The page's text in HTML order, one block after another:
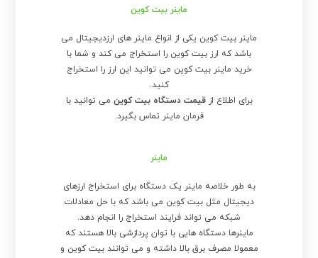
ماینر بیت کوین
ماینر بیت کوین یکی از انواع ماینر های ارزدیجیتال می
باشد که ارز بیت کوین را استخراج می کند و شما با
خرید ماینر بیت کوین می توانید این ارز را استخراج
کنید.
برای اطلاع ازقیمت دستگاه بیت کوین می توانید با
فرمان ماینر تماس بگیرد.
ماینر
به طور خلاصه ماینر یک دستگاه برای استخراج ارزهای
دیجیتال مثل بیت کوین می باشد که با حل معادلات
شبکه می تواند فرایند استخراج را انجام دهد.
ماینرها دستگاه هایی با توان پردازشی بالا هستند که
معمولا مصرف برق بالا داشته و می توانند بیت کوین و